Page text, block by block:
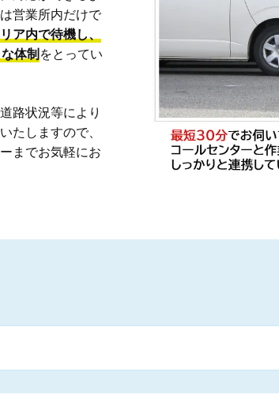
営業所内だけで
ア内で待機し、
体制をとってい
路状況等により
たしますので、
までお気軽にお